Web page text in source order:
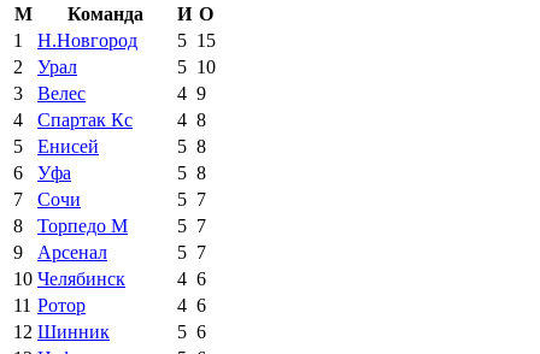
М Команда И О
1
Н.Новгород 5 15
2
Урал 5 10
3
Велес 4 9
4
Спартак Кс 4 8
5
Енисей 5 8
6
Уфа 5 8
7
Сочи 5 7
8
Торпедо М 5 7
9
Арсенал 5 7
10 Челябинск 4 6
11 Ротор 4 6
12 Шинник 5 6